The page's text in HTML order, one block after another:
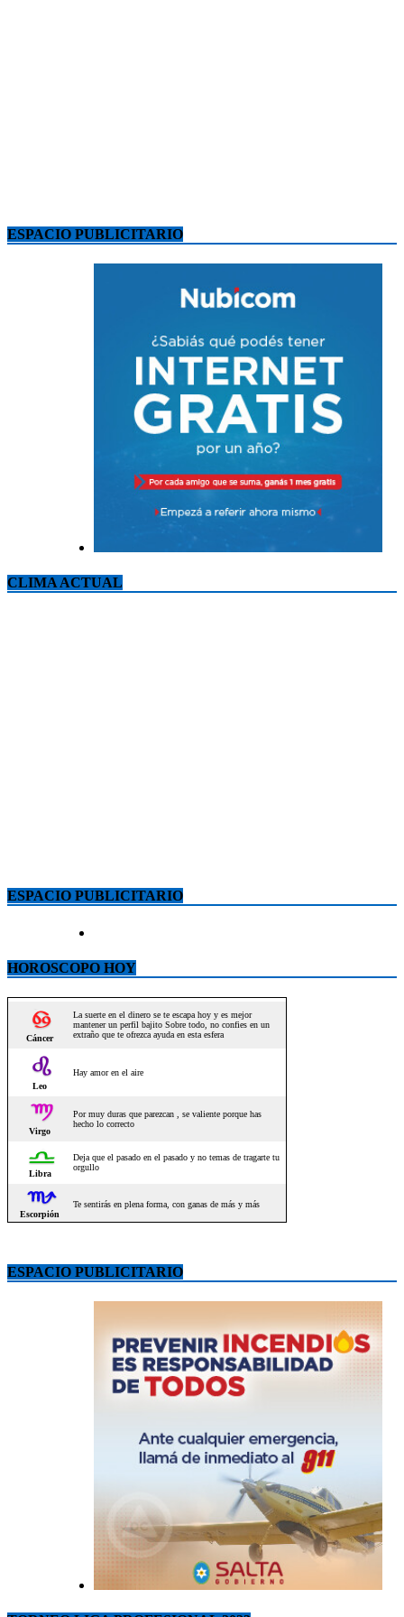
ESPACIO PUBLICITARIO
CLIMA ACTUAL
ESPACIO PUBLICITARIO
HOROSCOPO HOY
ESPACIO PUBLICITARIO